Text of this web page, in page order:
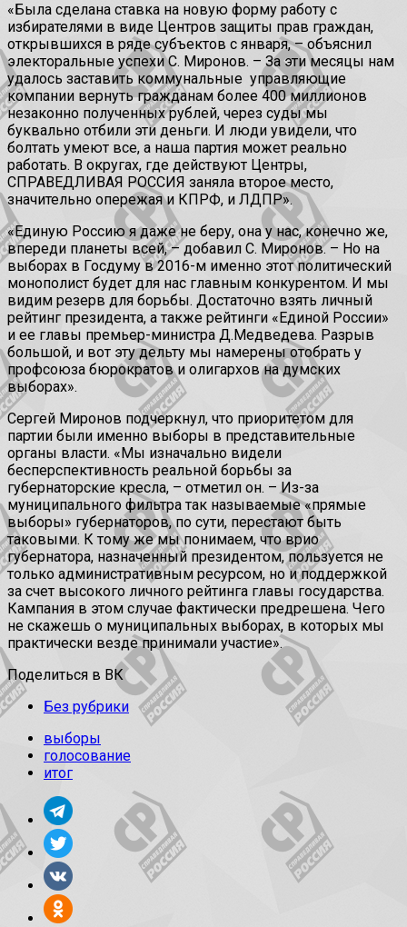
«Была сделана ставка на новую форму работу с
избирателями в виде Центров защиты прав граждан,
открывшихся в ряде субъектов с января, – объяснил
электоральные успехи С. Миронов. – За эти месяцы нам
удалось заставить коммунальные управляющие
компании вернуть гражданам более 400 миллионов
незаконно полученных рублей, через суды мы
буквально отбили эти деньги. И люди увидели, что
болтать умеют все, а наша партия может реально
работать. В округах, где действуют Центры,
СПРАВЕДЛИВАЯ РОССИЯ заняла второе место,
значительно опережая и КПРФ, и ЛДПР».
«Единую Россию я даже не беру, она у нас, конечно же,
впереди планеты всей, – добавил С. Миронов. – Но на
выборах в Госдуму в 2016-м именно этот политический
монополист будет для нас главным конкурентом. И мы
видим резерв для борьбы. Достаточно взять личный
рейтинг президента, а также рейтинги «Единой России»
и ее главы премьер-министра Д.Медведева. Разрыв
большой, и вот эту дельту мы намерены отобрать у
профсоюза бюрократов и олигархов на думских
выборах».
Сергей Миронов подчеркнул, что приоритетом для
партии были именно выборы в представительные
органы власти. «Мы изначально видели
бесперспективность реальной борьбы за
губернаторские кресла, – отметил он. – Из-за
муниципального фильтра так называемые «прямые
выборы» губернаторов, по сути, перестают быть
таковыми. К тому же мы понимаем, что врио
губернатора, назначенный президентом, пользуется не
только административным ресурсом, но и поддержкой
за счет высокого личного рейтинга главы государства.
Кампания в этом случае фактически предрешена. Чего
не скажешь о муниципальных выборах, в которых мы
практически везде принимали участие».
Поделиться в ВК
Без рубрики
выборы
голосование
итог